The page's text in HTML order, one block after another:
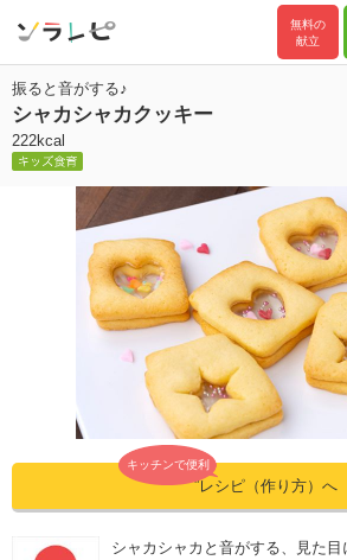
無料の
献立
振ると音がする♪
シャカシャカクッキー
222kcal
キッチンで便利
”レシピ（作り方）へ
シャカシャカと音がする、見た